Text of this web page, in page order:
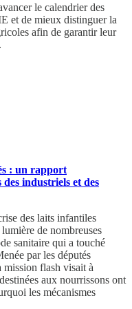
le calendrier des
et de mieux distinguer la
afin de garantir leur
: un rapport
industriels et des
des laits infantiles
de nombreuses
sanitaire qui a touché
par les députés
flash visait à
aux nourrissons ont
les mécanismes